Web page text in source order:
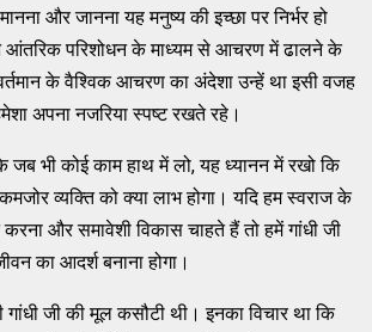
और जानना यह मनुष्य की इच्छा पर निर्भर हो
ने आंतरिक परिशोधन के माध्यम से आचरण में ढालने के
के वैश्विक आचरण का अंदेशा उन्हें था इसी वजह
अपना नजरिया स्पष्ट रखते रहे।
जब भी कोई काम हाथ में लो, यह ध्यानन में रखो कि
व्यक्ति को क्या लाभ होगा। यदि हम स्वराज के
करना और समावेशी विकास चाहते हैं तो हमें गांधी जी
का आदर्श बनाना होगा।
गांधी जी की मूल कसौटी थी। इनका विचार था कि